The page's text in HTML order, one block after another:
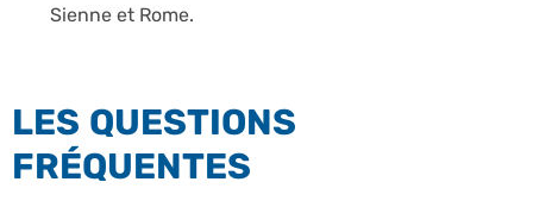
Sienne et Rome.
LES QUESTIONS
FRÉQUENTES